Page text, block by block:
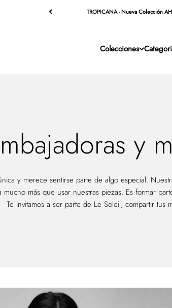
TROPICANA - Nueva Colección
Colecciones
y
y merece sentirse parte de algo especial.
más que usar nuestras piezas. Es formar
Te invitamos a ser parte de Le Soleil, compartir tus